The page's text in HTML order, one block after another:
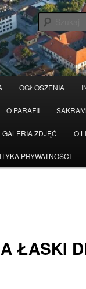
OGŁOSZENIA
O PARAFII
GALERIA ZDJĘĆ O
PRYWATNOŚCI
ŁASKI
pliki Cookies Czytaj